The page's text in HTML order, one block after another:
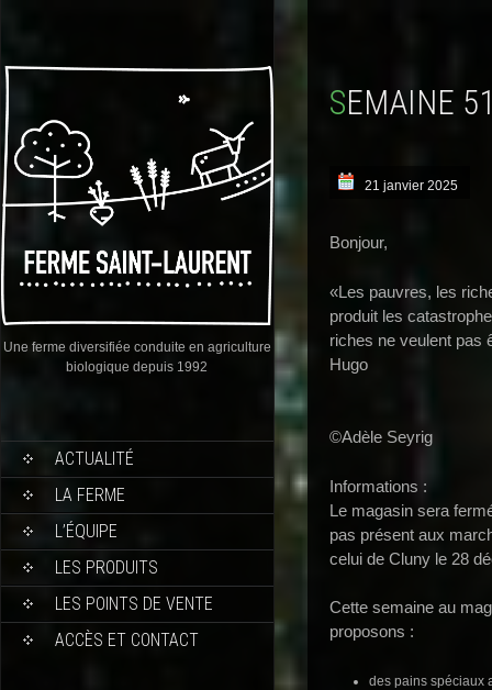
Une ferme diversifiée conduite en agriculture
biologique depuis 1992
ACTUALITÉ
LA FERME
L’ÉQUIPE
LES PRODUITS
LES POINTS DE VENTE
ACCÈS ET CONTACT
SEMAINE
21 janvier 2025
Bonjour,
«Les pauvres, les
produit les
riches ne veulent pas
Hugo
©Adèle Seyrig
Informations :
Le magasin sera
pas présent aux
celui de Cluny le 28
Cette semaine au
proposons :
des pains spéciaux